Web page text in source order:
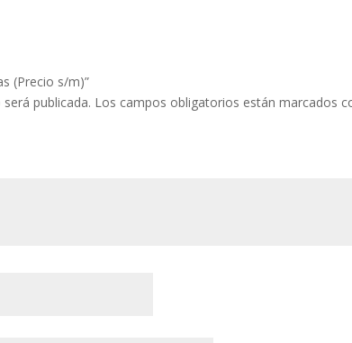
(Precio s/m)”
publicada. Los campos obligatorios están marcados